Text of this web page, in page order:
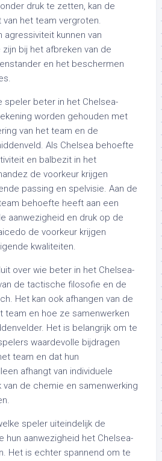
druk te zetten, kan de
het team vergroten.
agressiviteit kunnen van
bij het afbreken van de
en het beschermen
speler beter in het Chelsea-
worden gehouden met
van het team en de
Als Chelsea behoefte
en balbezit in het
de voorkeur krijgen
passing en spelvisie. Aan de
behoefte heeft aan een
aanwezigheid en druk op de
de voorkeur krijgen
kwaliteiten.
over wie beter in het Chelsea-
de tactische filosofie en de
Het kan ook afhangen van de
team en hoe ze samenwerken
Het is belangrijk om te
waardevolle bijdragen
team en dat hun
afhangt van individuele
van de chemie en samenwerking
speler uiteindelijk de
hun aanwezigheid het Chelsea-
Het is echter spannend om te